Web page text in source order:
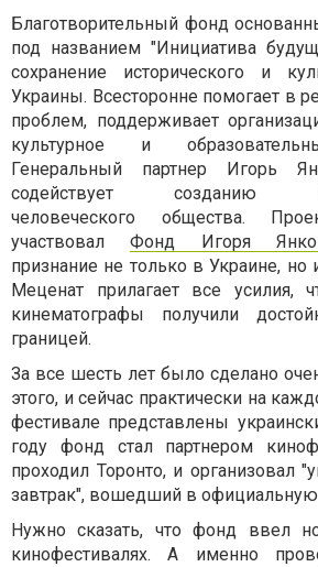
Благотворительный фонд
под названием "Инициатива
сохранение исторического и
Украины. Всесторонне помогает в
проблем, поддерживает
культурное и
Генеральный партнер Игорь
содействует созданию
человеческого общества.
участвовалФонд Игоря
признание не только в Украине, но
Меценат прилагает все усилия,
кинематографы получили
границей.
За все шесть лет было сделано
этого, и сейчас практически на
фестивале представлены
году фонд стал партнером
проходил Торонто, и организовал
завтрак", вошедший в официальную
Нужно сказать, что фонд ввел
кинофестивалях. А именно